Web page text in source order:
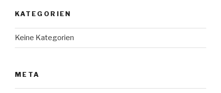
KATEGORIEN
Keine Kategorien
META